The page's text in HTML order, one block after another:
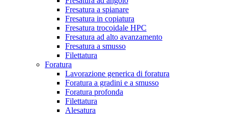
Fresatura a spianare
Fresatura in copiatura
Fresatura trocoidale HPC
Fresatura ad alto avanzamento
Fresatura a smusso
Filettatura
Foratura
Lavorazione generica di foratura
Foratura a gradini e a smusso
Foratura profonda
Filettatura
Alesatura